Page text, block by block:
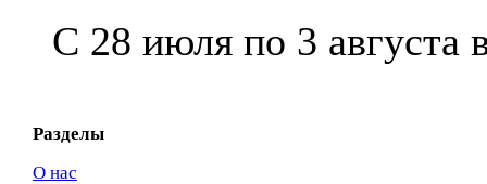
С 28 июля по 3 августа
Разделы
О нас